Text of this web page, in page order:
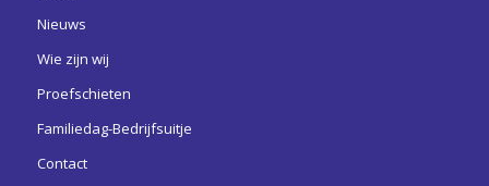
Nieuws
Wie zijn wij
Proefschieten
Familiedag-Bedrijfsuitje
Contact